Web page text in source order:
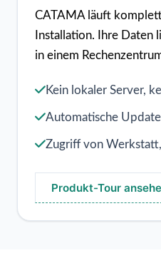
CATAMA läuft
Installation. Ihre Daten
in einem
Kein lokaler Server,
Automatische
Zugriff von
Produkt-Tour